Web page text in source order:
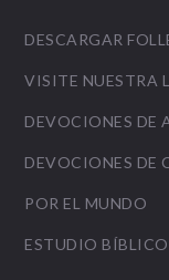
DESCARGAR
VISITE NUESTRA
DEVOCIONES DE
DEVOCIONES DE
POR EL MUNDO
ESTUDIO BÍBLICO